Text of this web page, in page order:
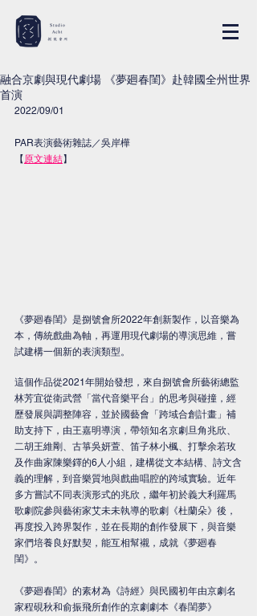
融合京劇與現代劇場 《夢廻春閨》赴韓國全州世界
首演
2022/09/01
PAR表演藝術雜誌／吳岸樺
【 原文連結】
《夢廻春閨》是捌號會所2022年創新製作，以音樂為
本，傳統戲曲為軸，再運用現代劇場的導演思維，嘗
試建構一個新的表演類型。
這個作品從2021年開始發想，來自捌號會所藝術總監
林芳宜從衛武營「當代音樂平台」的思考與碰撞，經
歷發展與調整陣容，並於國藝會「跨域合創計畫」補
助支持下，由王嘉明導演，帶領知名京劇旦角兆欣、
二胡王維剛、古箏吳妍萱、笛子林小楓、打擊余若玫
及作曲家陳樂鐸的6人小組，建構從文本結構、詩文含
義的理解，到音樂質地與戲曲唱腔的跨域實驗。近年
多方嘗試不同表演形式的兆欣，繼年初於義大利羅馬
歌劇院參與藝術家艾未未執導的歌劇《杜蘭朵》後，
再度投入跨界製作，並在長期的創作發展下，與音樂
家們培養良好默契，能互相幫襯，成就《夢廻春
閨》。
《夢廻春閨》的素材為《詩經》與民國初年由京劇名
家程硯秋和俞振飛所創作的京劇劇本《春閨夢》